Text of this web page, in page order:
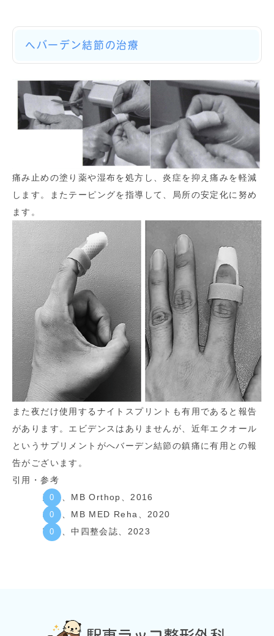
へバーデン結節の治療
痛み止めの塗り薬や湿布を処方し、炎症を抑え痛みを軽減
します。またテーピングを指導して、局所の安定化に努め
ます。
また夜だけ使用するナイトスプリントも有用であると報告
があります。エビデンスはありませんが、近年エクオール
というサプリメントがへバーデン結節の鎮痛に有用との報
告がございます。
引用・参考
建部、MB Orthop、2016
林原、MB MED Reha、2020
富永、中四整会誌、2023